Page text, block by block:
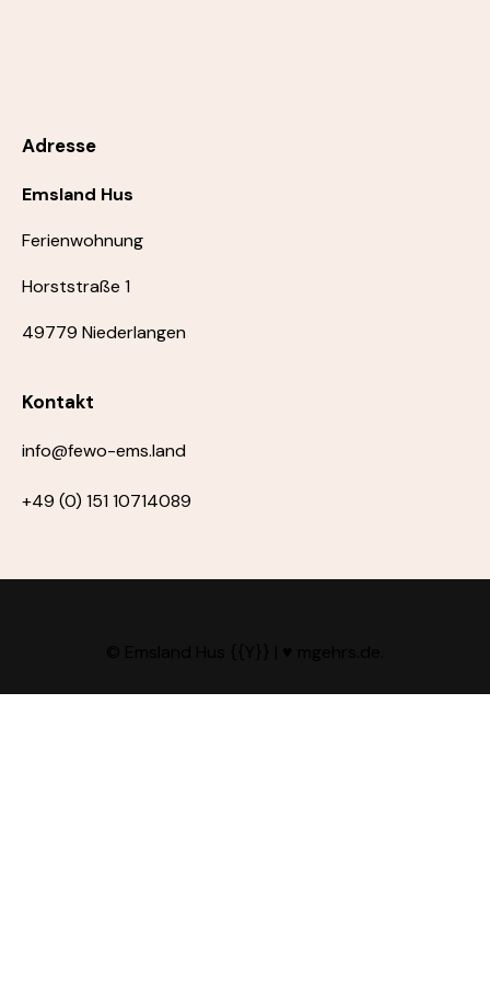
Adresse
Emsland Hus
Ferienwohnung
Horststraße 1
49779 Niederlangen
Kontakt
info@fewo-ems.land
+49 (0) 151 10714089